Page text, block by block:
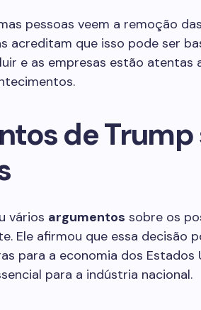
pessoas veem a remoção
acreditam que isso pode ser
e as empresas estão atentas
de
vários argumentos sobre os
Ele afirmou que essa decisão
para a economia dos Estados
para a indústria nacional.